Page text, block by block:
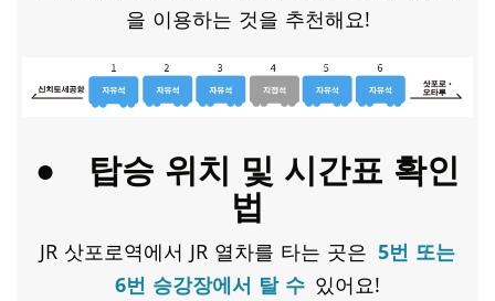
을 이용하는 것을 추천해요!
● 탑승 위치 및 시간표 확인
법
JR 삿포로역에서 JR 열차를 타는 곳은 5번 또는
6번 승강장에서 탈 수 있어요!